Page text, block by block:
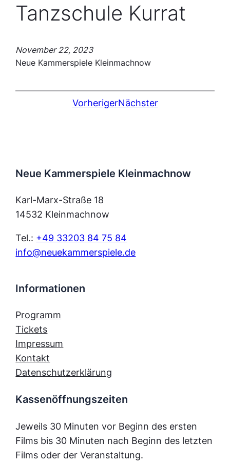
Tanzschule Kurrat
November 22, 2023
Neue Kammerspiele Kleinmachnow
VorherigerNächster
Neue Kammerspiele Kleinmachnow
Karl-Marx-Straße 18
14532 Kleinmachnow
Tel.: +49 33203 84 75 84
info@neuekammerspiele.de
Informationen
Programm
Tickets
Impressum
Kontakt
Datenschutzerklärung
Kassenöffnungszeiten
Jeweils 30 Minuten vor Beginn des ersten
Films bis 30 Minuten nach Beginn des letzten
Films oder der Veranstaltung.